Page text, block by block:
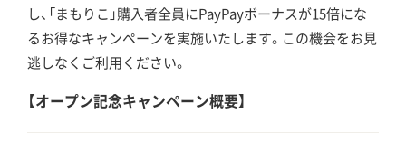
し、「まもりこ」購入者全員にPayPayボーナスが15倍にな
るお得なキャンペーンを実施いたします。この機会をお見
逃しなくご利用ください。
【オープン記念キャンペーン概要】